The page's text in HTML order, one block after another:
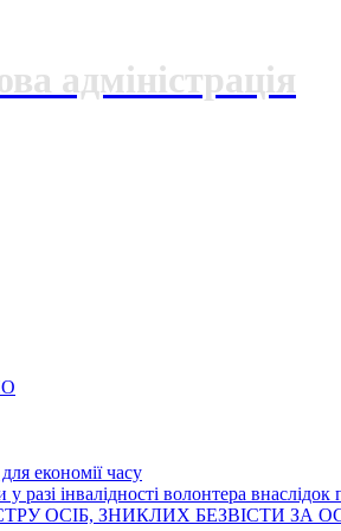
адміністрація
економії часу
разі інвалідності волонтера внаслідок
ОСІБ, ЗНИКЛИХ БЕЗВІСТИ ЗА